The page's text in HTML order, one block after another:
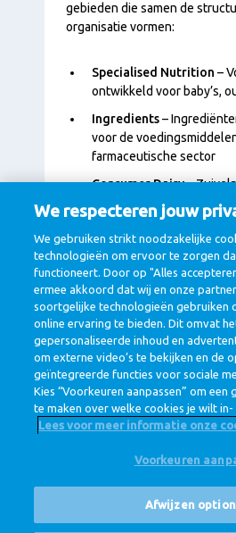
gebieden die samen de
organisatie vormen:
Specialised Nutrition –
ontwikkeld voor baby’s,
Ingredients–
voor de
farmaceutische sector
Consumer Dairy–
dagelijks gebruik, zoals
Dairy Essentials
–
en melkpoeder
Of het nu gaat om een flesje
kaas of een ingrediënt voor
draagt bij aan een gezondere
Corporate Site
We respecteren jouw
We gebruiken strikt noodzakelijke
technologieën om ervoor te zorgen
functioneert. Door op "Alles
ermee akkoord dat wij en onze
soortgelijke technologieën gebruiken
online ervaring te bieden. Dit omvat
gepersonaliseerde inhoud en
om externe video’s te bekijken en de
geïntegreerde functies voor sociale
Kies “Voorkeuren aanpassen” om een
te maken over welke cookies je wilt in-
Lees voor meer informatie onze
Voorkeuren
Afwijzen